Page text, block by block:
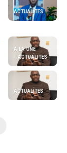
ACTUALITES
A LA UNE
ACTUALITES
ACTUALITES